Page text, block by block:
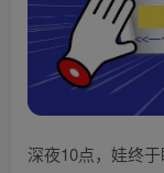
深夜10点，娃终于